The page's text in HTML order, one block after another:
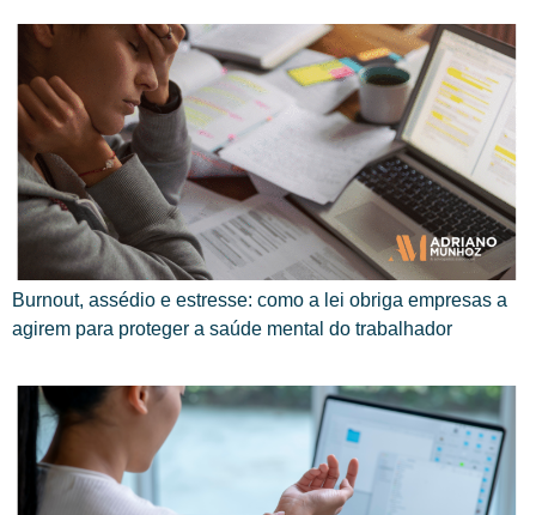
Burnout, assédio e estresse: como a lei obriga empresas a
agirem para proteger a saúde mental do trabalhador